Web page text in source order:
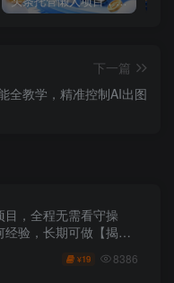
下一篇
全教学，精准控制AI出图
目，全程无需看守操
验，长期可做【揭
¥19 8386